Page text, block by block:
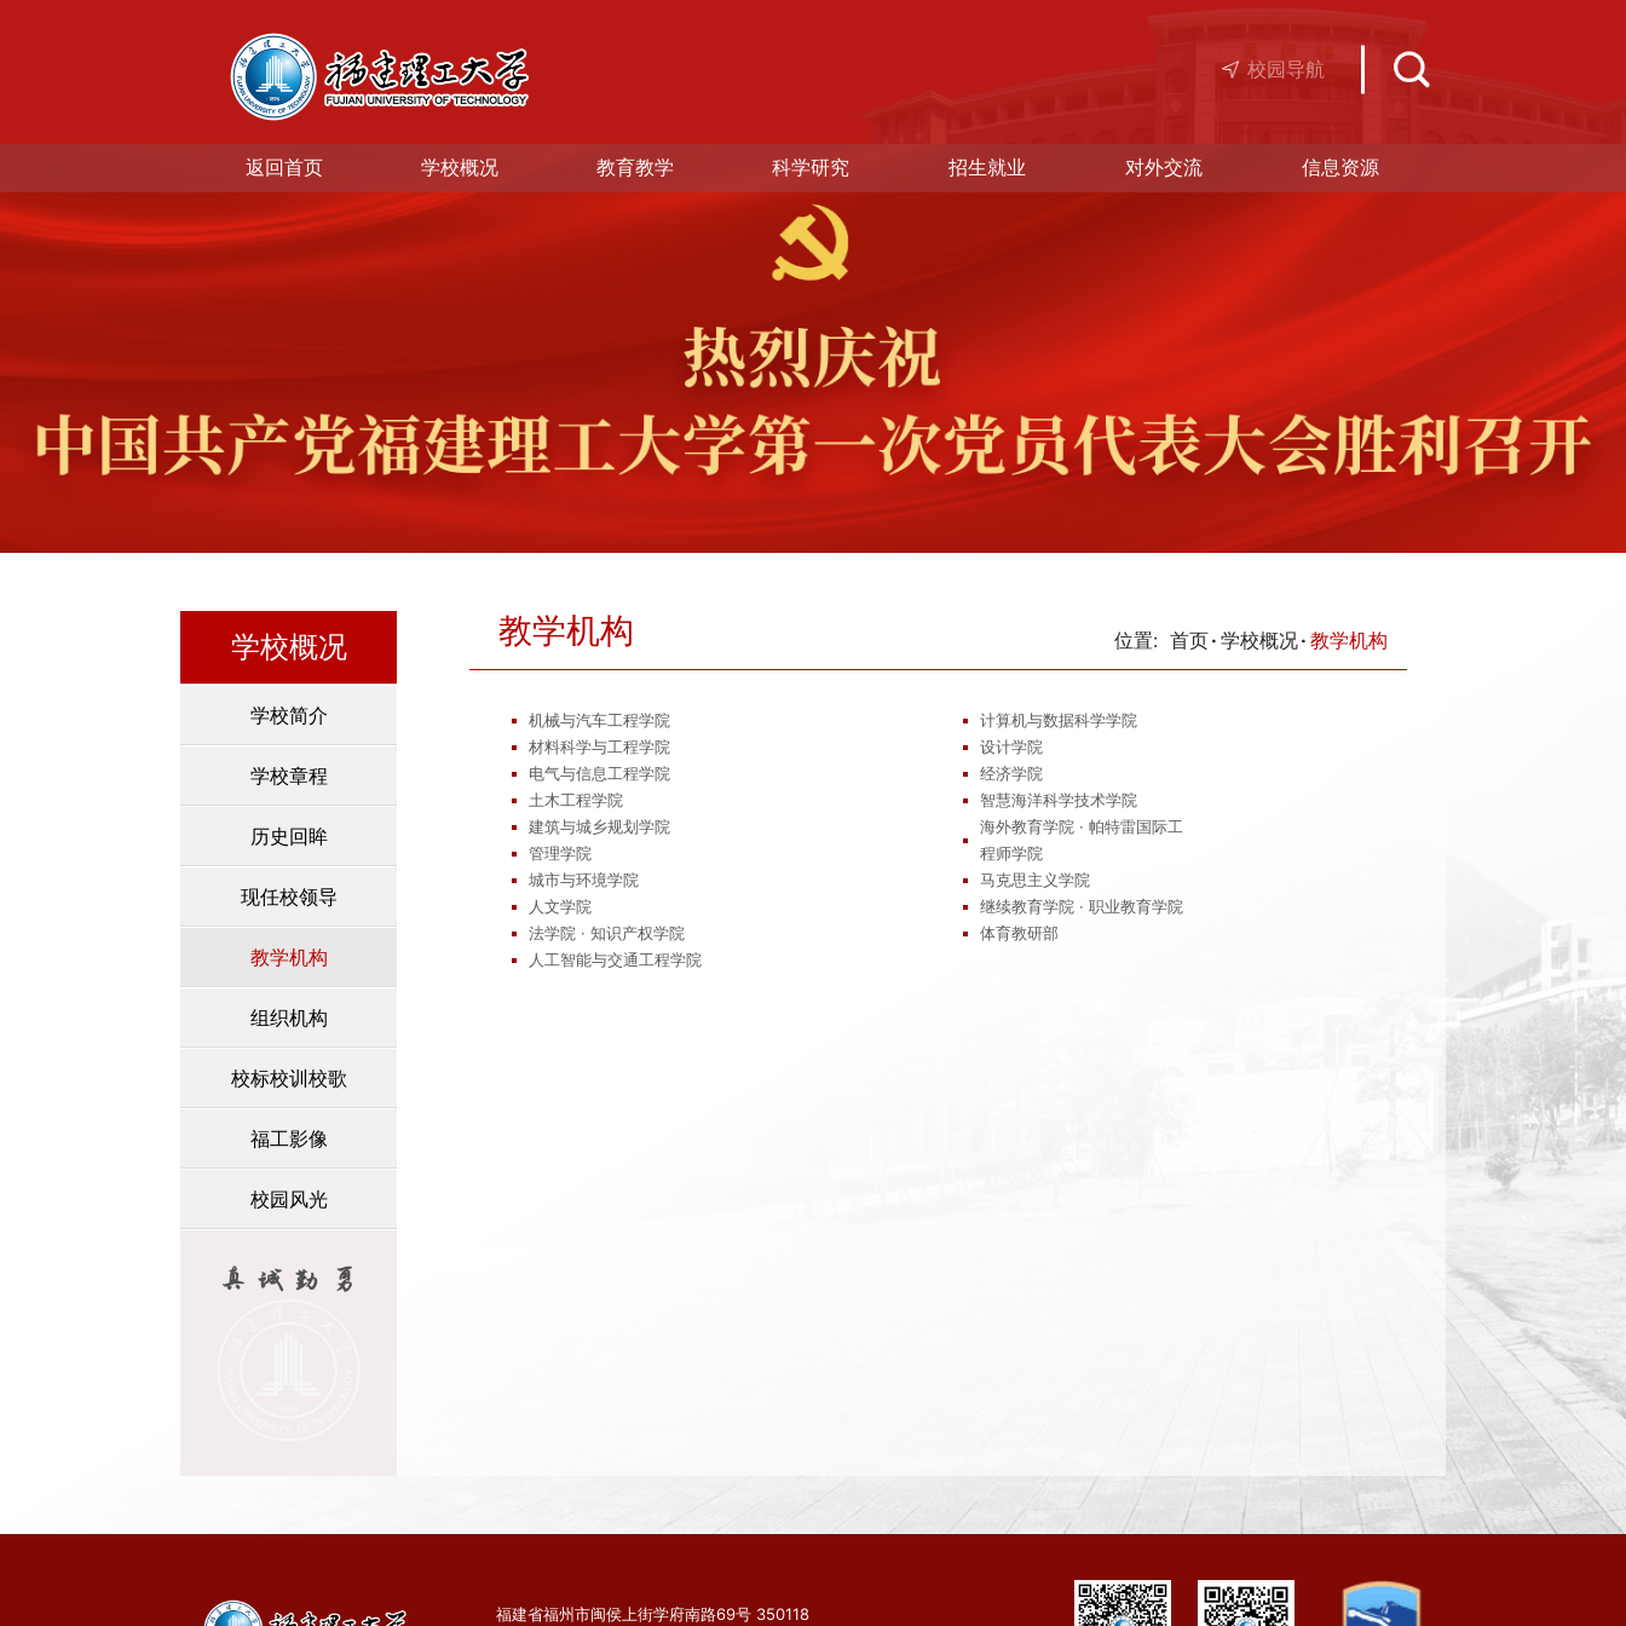
校园导航
返回首页 学校概况 教育教学 科学研究 招生就业 对外交流 信息资源
学校概况
学校简介
学校章程
历史回眸
现任校领导
教学机构
组织机构
校标校训校歌
福工影像
校园风光
教学机构 位置:首页 学校概况 教学机构
机械与汽车工程学院
材料科学与工程学院
电气与信息工程学院
土木工程学院
建筑与城乡规划学院
管理学院
城市与环境学院
人文学院
法学院 · 知识产权学院
人工智能与交通工程学院
计算机与数据科学学院
设计学院
经济学院
智慧海洋科学技术学院
海外教育学院 · 帕特雷国际工
程师学院
马克思主义学院
继续教育学院 · 职业教育学院
体育教研部
福建省福州市闽侯上街学府南路69号 350118